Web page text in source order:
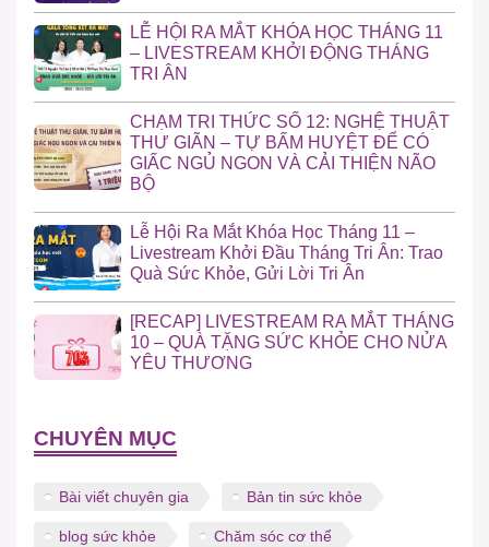
LỄ HỘI RA MẮT KHÓA HỌC THÁNG 11
– LIVESTREAM KHỞI ĐỘNG THÁNG
TRI ÂN
CHẠM TRI THỨC SỐ 12: NGHỆ THUẬT
THƯ GIÃN – TỰ BẤM HUYỆT ĐỂ CÓ
GIẤC NGỦ NGON VÀ CẢI THIỆN NÃO
BỘ
Lễ Hội Ra Mắt Khóa Học Tháng 11 –
Livestream Khởi Đầu Tháng Tri Ân: Trao
Quà Sức Khỏe, Gửi Lời Tri Ân
[RECAP] LIVESTREAM RA MẮT THÁNG
10 – QUÀ TẶNG SỨC KHỎE CHO NỬA
YÊU THƯƠNG
CHUYÊN MỤC
Bài viết chuyên gia Bản tin sức khỏe
blog sức khỏe Chăm sóc cơ thể